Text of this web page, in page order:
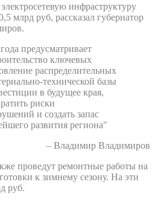
инфраструктуру
млрд руб, рассказал губернатор
предусматривает
ключевых
распределительных
технической базы
в будущее края,
риски
и создать запас
развития региона"
– Владимир Владимиров
проведут ремонтные работы на
к зимнему сезону. На эти
руб.